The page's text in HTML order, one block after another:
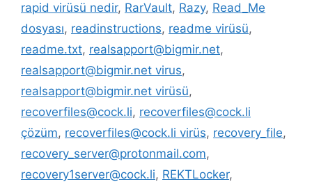
rapid virüsü nedir, RarVault, Razy, Read_Me
dosyası, readinstructions, readme virüsü,
readme.txt, realsapport@bigmir.net,
realsapport@bigmir.net virus,
realsapport@bigmir.net virüsü,
recoverfiles@cock.li, recoverfiles@cock.li
çözüm, recoverfiles@cock.li virüs, recovery_file,
recovery_server@protonmail.com,
recovery1server@cock.li, REKTLocker,